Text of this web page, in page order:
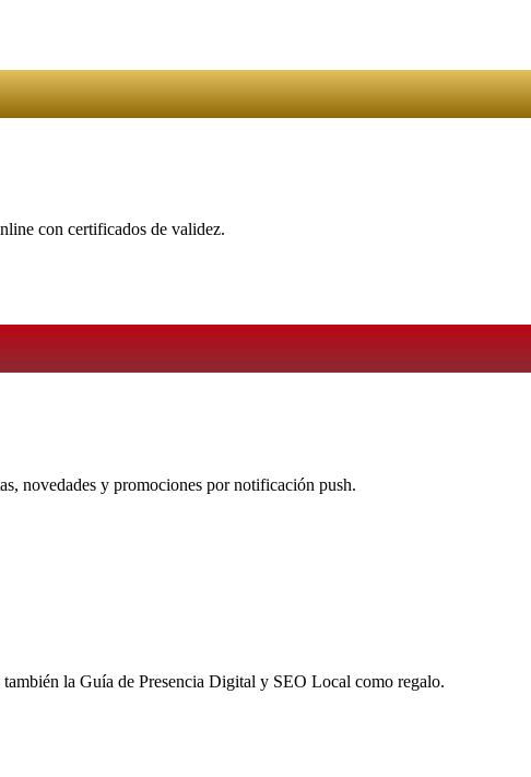
con certificados de validez.
novedades y promociones por notificación push.
también la Guía de Presencia Digital y SEO Local como regalo.